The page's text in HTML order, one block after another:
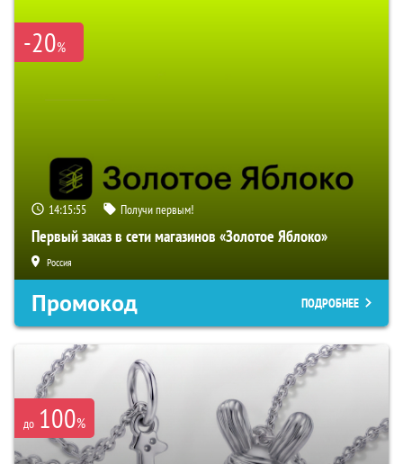
-20%
14:15:54 Получи первым!
Первый заказ в сети магазинов «Золотое Яблоко»
Россия
Промокод ПОДРОБНЕЕ
до 100%